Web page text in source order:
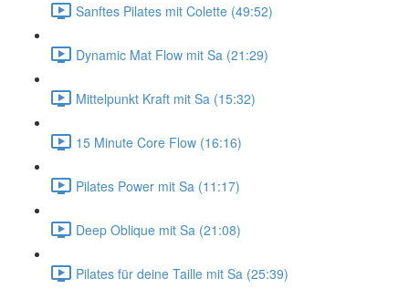
Sanftes Pilates mit Colette (49:52)
Dynamic Mat Flow mit Sa (21:29)
Mittelpunkt Kraft mit Sa (15:32)
15 Minute Core Flow (16:16)
Pilates Power mit Sa (11:17)
Deep Oblique mit Sa (21:08)
Pilates für deine Taille mit Sa (25:39)